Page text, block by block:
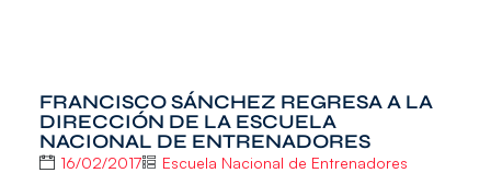
FRANCISCO SÁNCHEZ REGRESA A LA
DIRECCIÓN DE LA ESCUELA
NACIONAL DE ENTRENADORES
16/02/2017 Escuela Nacional de Entrenadores